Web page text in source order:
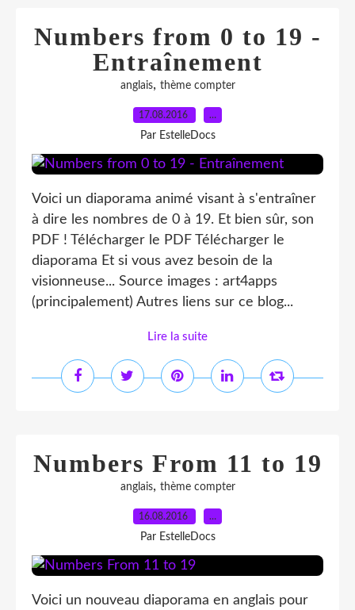
Numbers from 0 to 19 -
Entraînement
anglais, thème compter
17.08.2016 …
Par EstelleDocs
Voici un diaporama animé visant à s'entraîner
à dire les nombres de 0 à 19. Et bien sûr, son
PDF ! Télécharger le PDF Télécharger le
diaporama Et si vous avez besoin de la
visionneuse... Source images : art4apps
(principalement) Autres liens sur ce blog...
Lire la suite
Numbers From 11 to 19
anglais, thème compter
16.08.2016 …
Par EstelleDocs
Voici un nouveau diaporama en anglais pour